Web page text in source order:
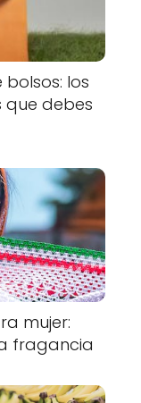
los
debes
mujer:
fragancia